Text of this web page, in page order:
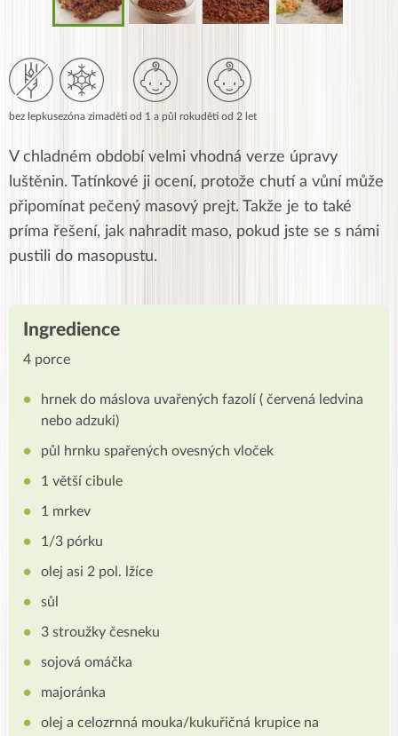
bez lepkusezóna zimaděti od 1 a půl rokuděti od 2 let
V chladném období velmi vhodná verze úpravy
luštěnin. Tatínkové ji ocení, protože chutí a vůní může
připomínat pečený masový prejt. Takže je to také
príma řešení, jak nahradit maso, pokud jste se s námi
pustili do masopustu.
Ingredience
4 porce
hrnek do máslova uvařených fazolí ( červená ledvina
nebo adzuki)
půl hrnku spařených ovesných vloček
1 větší cibule
1 mrkev
1/3 pórku
olej asi 2 pol. lžíce
sůl
3 stroužky česneku
sojová omáčka
majoránka
olej a celozrnná mouka/kukuřičná krupice na